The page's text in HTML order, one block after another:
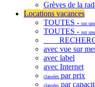
Grèves de la
Locations vacances
TOUTES - sur
TOUTES - sur
avec vue sur
avec label
avec Internet
classées par prix
classées par